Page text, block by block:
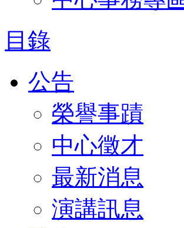
目錄
公告
榮譽事蹟
中心徵才
最新消息
演講訊息